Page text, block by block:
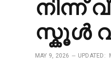
നിന്ന്
സ്കൂൾ
MAY 9, 2026 UPDATED: